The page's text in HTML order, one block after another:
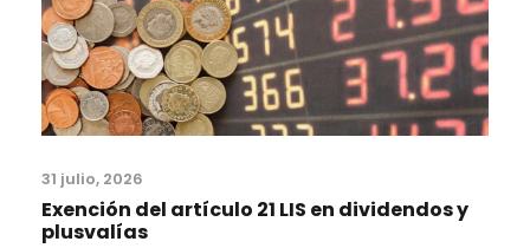
31 julio, 2026
Exención del artículo 21 LIS en dividendos y
plusvalías